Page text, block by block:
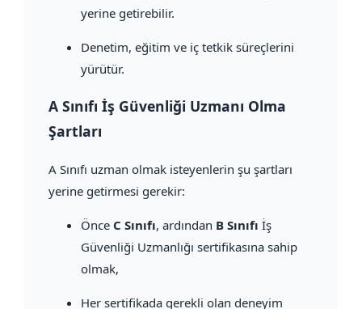
yerine getirebilir.
Denetim, eğitim ve iç tetkik süreçlerini
yürütür.
A Sınıfı İş Güvenliği Uzmanı Olma
Şartları
A Sınıfı uzman olmak isteyenlerin şu şartları
yerine getirmesi gerekir:
Önce C Sınıfı, ardından B Sınıfı İş
Güvenliği Uzmanlığı sertifikasına sahip
olmak,
Her sertifikada gerekli olan deneyim